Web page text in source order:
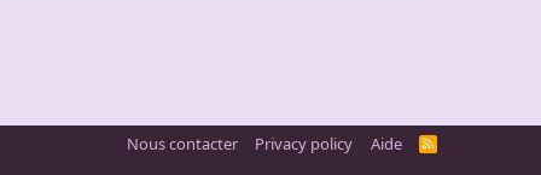
Nous contacter Privacy policy Aide
R